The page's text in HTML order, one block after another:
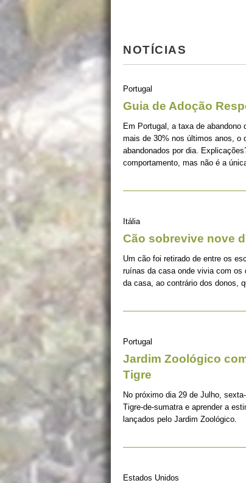
NOTÍCIAS
Portugal
Guia de Adoção
Em Portugal, a taxa de abandono
mais de 30% nos últimos anos, o
abandonados por dia.
comportamento, mas não é a
Itália
Cão sobrevive nove
Um cão foi retirado de entre os
ruínas da casa onde vivia com os
da casa, ao contrário dos donos,
Portugal
Jardim Zoológico
Tigre
No próximo dia 29 de Julho,
Tigre-de-sumatra e aprender a
lançados pelo Jardim Zoológico.
Estados Unidos